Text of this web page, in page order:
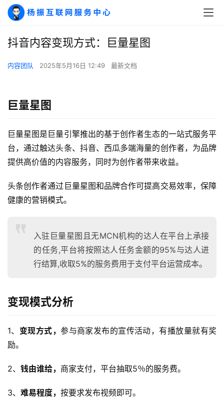
群
运
营
录
经
抖音内容变现方式：巨量星图
内容团队 2025年5月16日 12:49 最新文档
巨量星图
巨量星图是巨量引擎推出的基于创作者生态的一站式服务平
台，通过触达头条、抖音、西瓜多端海量的创作者，为品牌
提供高价值的内容服务，同时为创作者带来收益。
头条创作者通过巨量星图和品牌合作可提高交易效率，保障
健康的营销模式。
入驻巨量星图且无MCN机构的达人在平台上承接
的任务,平台将按照达人任务金额的95%与达人进
行结算,收取5%的服务费用于支付平台运营成本。
变现模式分析
1、 变现方式，参与商家发布的宣传活动，有播放量就有奖
励。
2、 钱由谁给， 商家支付，平台抽取5％的服务费。
3、 难易程度， 按要求发布视频即可。